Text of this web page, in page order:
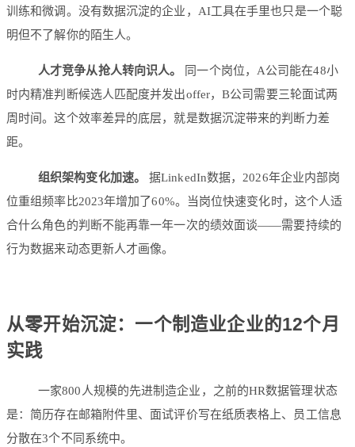
训练和微调。没有数据沉淀的企业，AI工具在手里也只是一个聪
明但不了解你的陌生人。
人才竞争从抢人转向识人。
同一个岗位，A公司能在48小
时内精准判断候选人匹配度并发出offer，B公司需要三轮面试两
周时间。这个效率差异的底层，就是数据沉淀带来的判断力差
距。
组织架构变化加速。
据LinkedIn数据，2026年企业内部岗
位重组频率比2023年增加了60%。当岗位快速变化时，这个人适
合什么角色的判断不能再靠一年一次的绩效面谈——需要持续的
行为数据来动态更新人才画像。
从零开始沉淀：一个制造业企业的12个月
实践
一家800人规模的先进制造企业，之前的HR数据管理状态
是：简历存在邮箱附件里、面试评价写在纸质表格上、员工信息
分散在3个不同系统中。